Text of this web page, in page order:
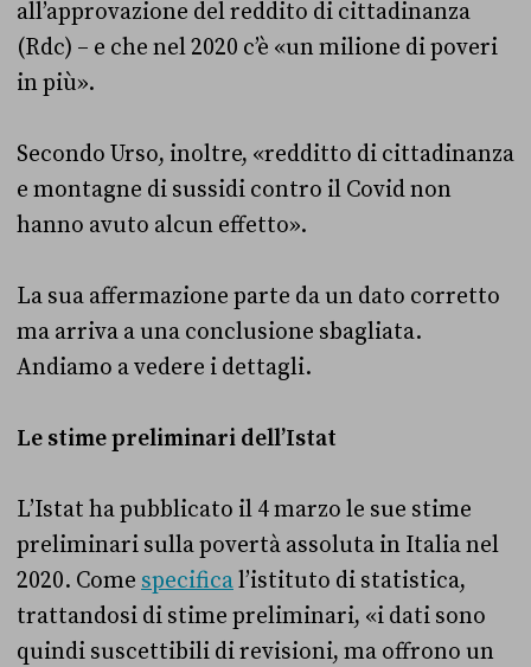
all’approvazione del reddito di cittadinanza
(Rdc) – e che nel 2020 c’è «un milione di poveri
in più».
Secondo Urso, inoltre, «redditto di cittadinanza
e montagne di sussidi contro il Covid non
hanno avuto alcun effetto».
La sua affermazione parte da un dato corretto
ma arriva a una conclusione sbagliata.
Andiamo a vedere i dettagli.
Le stime preliminari dell’Istat
L’Istat ha pubblicato il 4 marzo le sue stime
preliminari sulla povertà assoluta in Italia nel
2020. Come specifical’istituto di statistica,
trattandosi di stime preliminari, «i dati sono
quindi suscettibili di revisioni, ma offrono un